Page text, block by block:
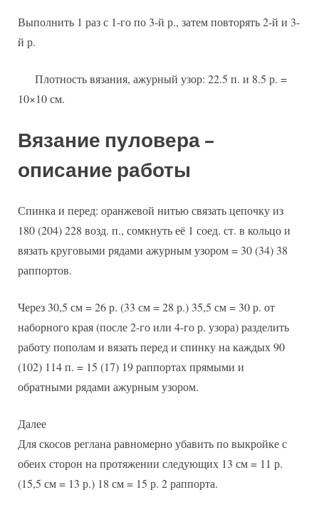
Выполнить 1 раз с 1-го по 3-й р., затем повторять 2-й и 3-
й р.
Плотность вязания, ажурный узор: 22.5 п. и 8.5 р. =
10×10 см.
Вязание пуловера –
описание работы
Спинка и перед: оранжевой нитью связать цепочку из
180 (204) 228 возд. п., сомкнуть её 1 соед. ст. в кольцо и
вязать круговыми рядами ажурным узором = 30 (34) 38
раппортов.
Через 30,5 см = 26 р. (33 см = 28 р.) 35,5 см = 30 р. от
наборного края (после 2-го или 4-го р. узора) разделить
работу пополам и вязать перед и спинку на каждых 90
(102) 114 п. = 15 (17) 19 раппортах прямыми и
обратными рядами ажурным узором.
Далее
Для скосов реглана равномерно убавить по выкройке с
обеих сторон на протяжении следующих 13 см = 11 р.
(15,5 см = 13 р.) 18 см = 15 р. 2 раппорта.